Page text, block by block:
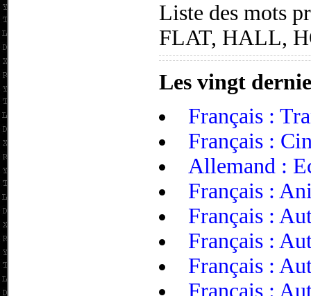
Liste des mots
FLAT, HALL,
Les vingt
Français :
Français :
Allemand :
Français :
Français :
Français :
Français :
Français :